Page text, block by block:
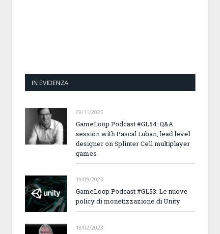
IN EVIDENZA
09/11/2025
GameLoop Podcast #GL54: Q&A
session with Pascal Luban, lead level
designer on Splinter Cell multiplayer
games
19/09/2023
GameLoop Podcast #GL53: Le nuove
policy di monetizzazione di Unity
18/02/2023